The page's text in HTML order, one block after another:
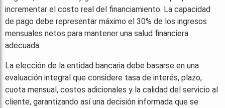
incrementar el costo real del financiamiento. La capacidad
de pago debe representar máximo el 30% de los ingresos
mensuales netos para mantener una salud financiera
adecuada.
La elección de la entidad bancaria debe basarse en una
evaluación integral que considere tasa de interés, plazo,
cuota mensual, costos adicionales y la calidad del servicio al
cliente, garantizando así una decisión informada que se